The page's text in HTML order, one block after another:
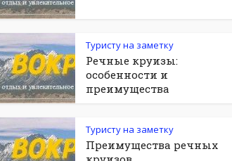
Туристу на заметку
Речные круизы:
особенности и
преимущества
Туристу на заметку
Преимущества речных